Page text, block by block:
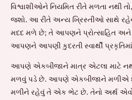
વિશ્વાશીઓને નિયમિત રીતે મળતા નથી
જશો. આ રીતે અન્ય ખ્રિસ્તીઓ સાથે
મદદ મળે છે; તે આપણને પ્રોત્સાહિત અને
આપણને આપણી કુદરતી સ્વાર્થી
આપણે એકબીજાને માત્ર એટલા માટે
મળવું પડે છે. આપણે એકબીજાને મળીએ
મળીને રહેવું તે એક ભેટ છે. તેનો અર્થ